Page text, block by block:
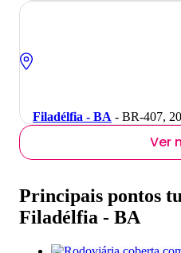
Filadélfia - BA - BR-407,
Ver
Principais pontos
Filadélfia - BA